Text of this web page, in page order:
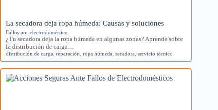
La secadora deja ropa húmeda: Causas y soluciones
Fallos por electrodoméstico
¿Tu secadora deja la ropa húmeda en algunas zonas? Aprende sobre
la distribución de carga…
distribución de carga reparación ropa húmeda secadora servicio técnico